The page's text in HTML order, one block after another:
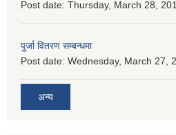
Post date: Thursday, March 28,
पुर्जा वितरण सम्बन्धमा
Post date: Wednesday, March 27,
अन्य